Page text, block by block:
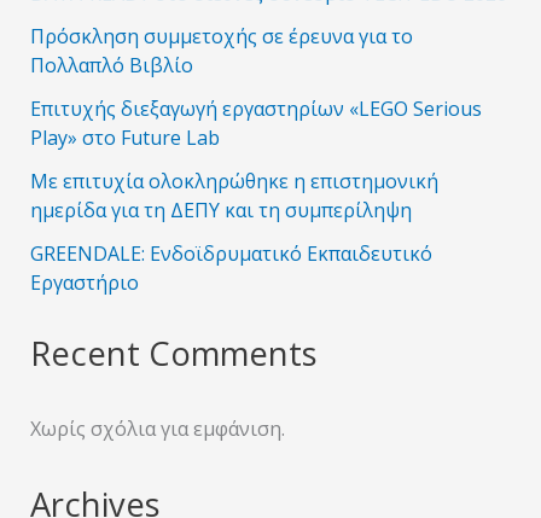
Πρόσκληση συμμετοχής σε έρευνα για το
Πολλαπλό Βιβλίο
Επιτυχής διεξαγωγή εργαστηρίων «LEGO Serious
Play» στο Future Lab
Με επιτυχία ολοκληρώθηκε η επιστημονική
ημερίδα για τη ΔΕΠΥ και τη συμπερίληψη
GREENDALE: Ενδοϊδρυματικό Εκπαιδευτικό
Εργαστήριο
Recent Comments
Χωρίς σχόλια για εμφάνιση.
Archives